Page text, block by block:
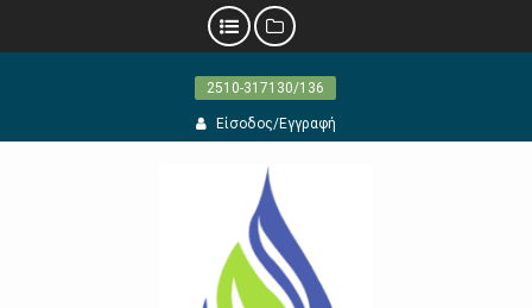
2510-317130/136
Είσοδος/Εγγραφή